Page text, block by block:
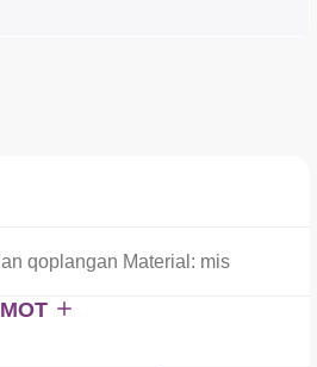
qoplangan Material: mis